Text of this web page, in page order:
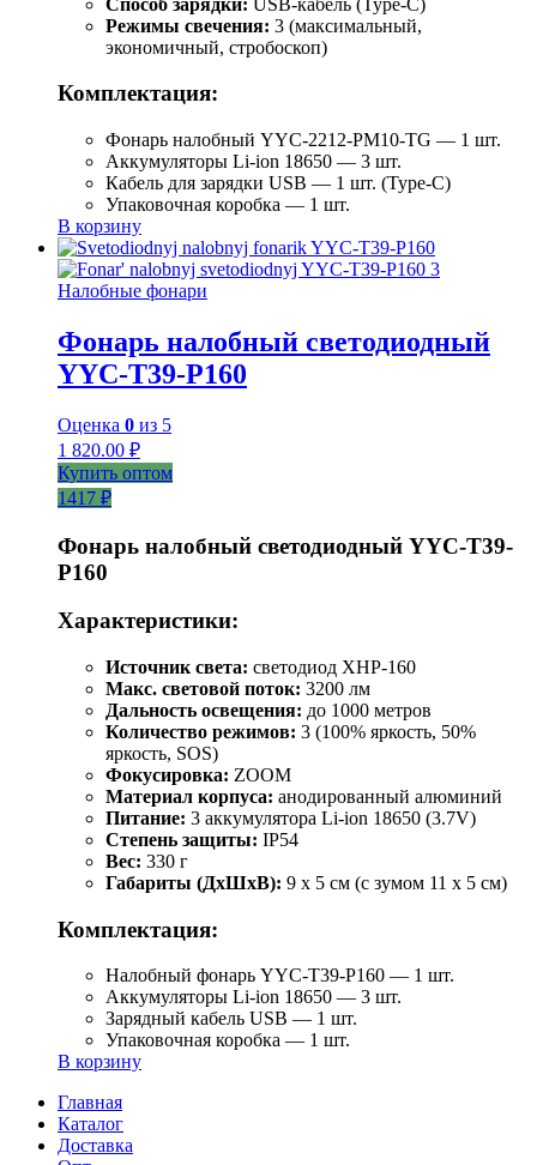
Режимы свечения: 3 (максимальный,
экономичный, стробоскоп)
Комплектация:
Фонарь налобный YYC-2212-PM10-TG — 1 шт.
Аккумуляторы Li-ion 18650 — 3 шт.
Кабель для зарядки USB — 1 шт. (Type-C)
Упаковочная коробка — 1 шт.
В корзину
Налобные фонари
Фонарь налобный светодиодный
YYC-T39-P160
Оценка 0 из 5
1 820.00 ₽
Купить оптом
1417 ₽
Фонарь налобный светодиодный YYC-T39-
P160
Характеристики:
Источник света: светодиод XHP-160
Макс. световой поток: 3200 лм
Дальность освещения: до 1000 метров
Количество режимов: 3 (100% яркость, 50%
яркость, SOS)
Фокусировка: ZOOM
Материал корпуса: анодированный алюминий
Питание: 3 аккумулятора Li-ion 18650 (3.7V)
Степень защиты: IP54
Вес: 330 г
Габариты (ДхШхВ): 9 x 5 см (с зумом 11 x 5 см)
Комплектация:
Налобный фонарь YYC-T39-P160 — 1 шт.
Аккумуляторы Li-ion 18650 — 3 шт.
Зарядный кабель USB — 1 шт.
Упаковочная коробка — 1 шт.
В корзину
Главная
Каталог
Доставка